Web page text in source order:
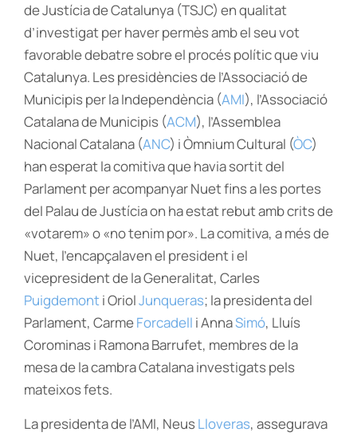
de Justícia de Catalunya (TSJC) en qualitat
d’investigat per haver permès amb el seu vot
favorable debatre sobre el procés polític que viu
Catalunya. Les presidències de l’Associació de
Municipis per la Independència (AMI), l’Associació
Catalana de Municipis (ACM), l’Assemblea
Nacional Catalana (ANC) i Òmnium Cultural (ÒC)
han esperat la comitiva que havia sortit del
Parlament per acompanyar Nuet fins a les portes
del Palau de Justícia on ha estat rebut amb crits de
«votarem» o «no tenim por». La comitiva, a més de
Nuet, l’encapçalaven el president i el
vicepresident de la Generalitat, Carles
Puigdemonti OriolJunqueras; la presidenta del
Parlament, CarmeForcadell i AnnaSimó, Lluís
Corominas i Ramona Barrufet, membres de la
mesa de la cambra Catalana investigats pels
mateixos fets.
La presidenta de l’AMI, NeusLloveras, assegurava